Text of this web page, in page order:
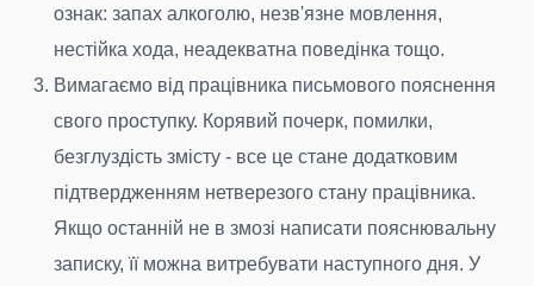
ознак: запах алкоголю, незв'язне мовлення,
нестійка хода, неадекватна поведінка тощо.
Вимагаємо від працівника письмового пояснення
свого проступку. Корявий почерк, помилки,
безглуздість змісту - все це стане додатковим
підтвердженням нетверезого стану працівника.
Якщо останній не в змозі написати пояснювальну
записку, її можна витребувати наступного дня. У